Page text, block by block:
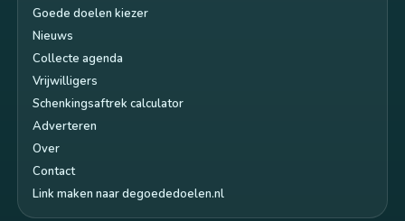
Goede doelen kiezer
Nieuws
Collecte agenda
Vrijwilligers
Schenkingsaftrek calculator
Adverteren
Over
Contact
Link maken naar degoededoelen.nl